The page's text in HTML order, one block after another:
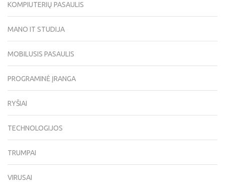
KOMPIUTERIŲ PASAULIS
MANO IT STUDIJA
MOBILUSIS PASAULIS
PROGRAMINĖ ĮRANGA
RYŠIAI
TECHNOLOGIJOS
TRUMPAI
VIRUSAI